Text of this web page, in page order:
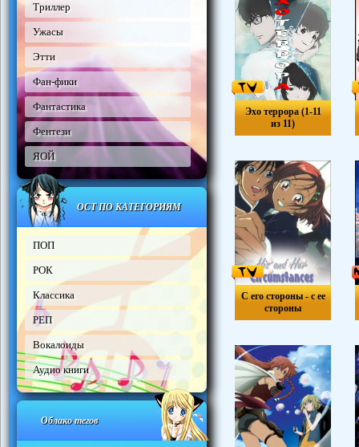
Триллер
Ужасы
Этти
Фан-фики
Фантастика
Фентези
ЯОЙ
ОСТ ПО КАТЕГОРИЯМ
ПОП
РОК
Классика
РЕП
Вокалоиды
Аудио книги
Облако тегов
Эхо террора (1-11
из 11)
С его стороны - с ее
стороны